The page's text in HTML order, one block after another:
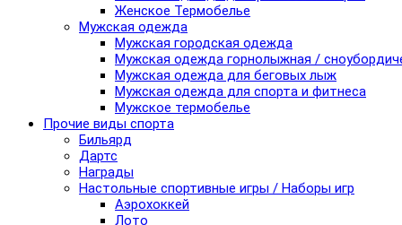
Женское Термобелье
Мужская одежда
Мужская городская одежда
Мужская одежда горнолыжная /
Мужская одежда для беговых лыж
Мужская одежда для спорта и фитнеса
Мужское термобелье
Прочие виды спорта
Бильярд
Дартс
Награды
Настольные спортивные игры / Наборы игр
Аэрохоккей
Лото